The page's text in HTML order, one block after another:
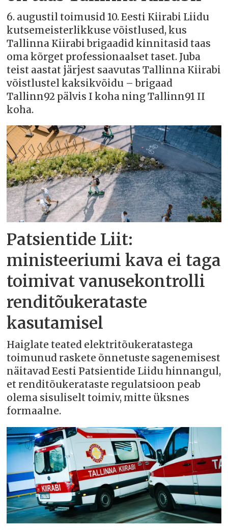
6. augustil toimusid 10. Eesti Kiirabi Liidu
kutsemeisterlikkuse võistlused, kus
Tallinna Kiirabi brigaadid kinnitasid taas
oma kõrget professionaalset taset. Juba
teist aastat järjest saavutas Tallinna Kiirabi
võistlustel kaksikvõidu – brigaad
Tallinn92 pälvis I koha ning Tallinn91 II
koha.
Patsientide Liit:
ministeeriumi kava ei taga
toimivat vanusekontrolli
renditõukerataste
kasutamisel
Haiglate teated elektritõukeratastega
toimunud raskete õnnetuste sagenemisest
näitavad Eesti Patsientide Liidu hinnangul,
et renditõukerataste regulatsioon peab
olema sisuliselt toimiv, mitte üksnes
formaalne.